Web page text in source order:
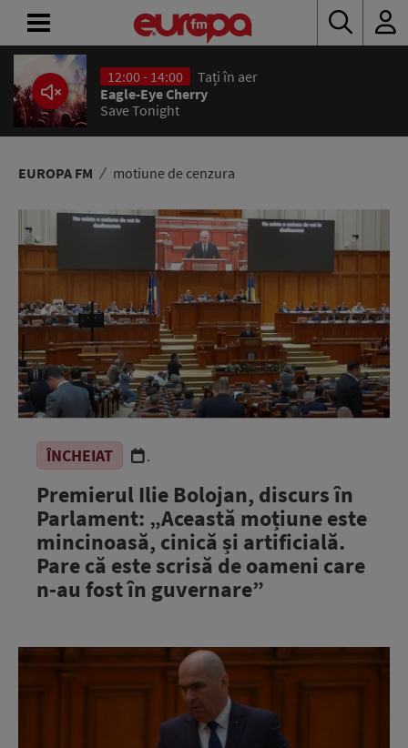
12:00 - 14:00
Tați în aer
Eagle-Eye Cherry
Save Tonight
EUROPA FM motiune de cenzura
ÎNCHEIAT .
Premierul Ilie Bolojan, discurs în
Parlament: „Această moțiune este
mincinoasă, cinică și artificială.
Pare că este scrisă de oameni care
n-au fost în guvernare”
ACASĂ
ȘTIRI
RADIO
CONCURSURI
PODCAST
ASCULTĂ
LIVE